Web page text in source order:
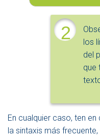
2
los
del
que
En cualquier caso, ten
la sintaxis más